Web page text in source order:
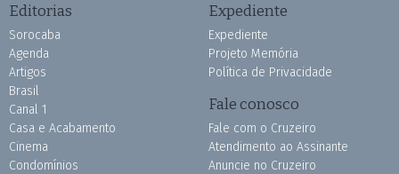
Editorias
Sorocaba
Agenda
Artigos
Brasil
Canal 1
Casa e Acabamento
Cinema
Condomínios
Expediente
Expediente
Projeto Memória
Política de Privacidade
Fale conosco
Fale com o Cruzeiro
Atendimento ao Assinante
Anuncie no Cruzeiro